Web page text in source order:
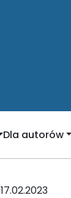
Dla autorów
17.02.2023